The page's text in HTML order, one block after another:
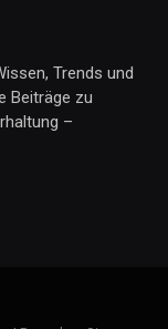
Trends und
Beiträge zu
–